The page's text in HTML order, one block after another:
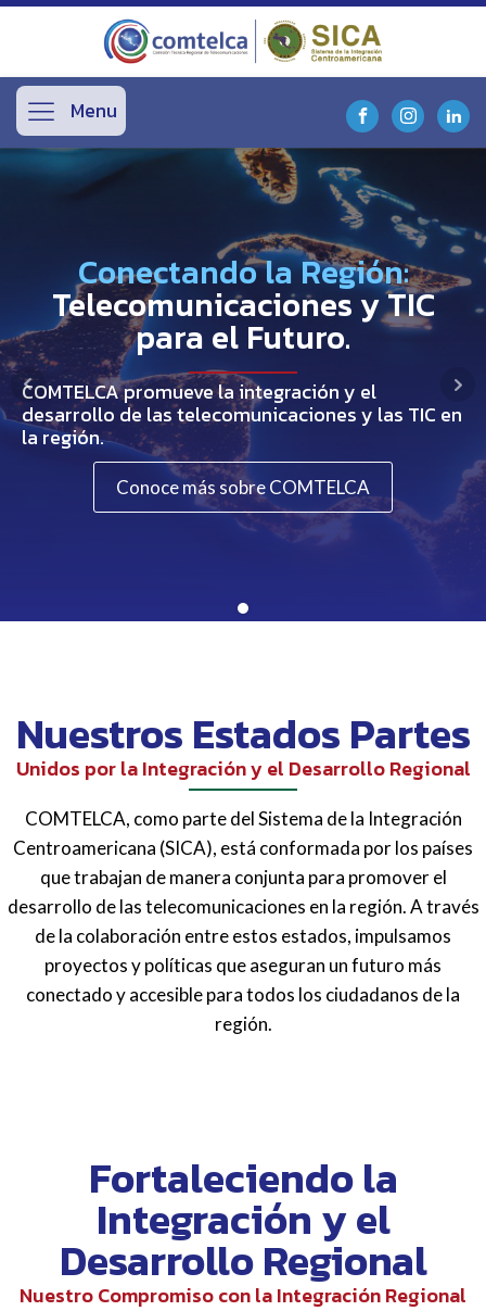
Menu
Conectando la Región:
Telecomunicaciones y TIC
para el Futuro.
COMTELCA promueve la integración y el
desarrollo de las telecomunicaciones y las TIC en
la región.
Conoce más sobre COMTELCA
Nuestros Estados Partes
Unidos por la Integración y el Desarrollo Regional
COMTELCA, como parte del Sistema de la Integración
Centroamericana (SICA), está conformada por los países
que trabajan de manera conjunta para promover el
desarrollo de las telecomunicaciones en la región. A través
de la colaboración entre estos estados, impulsamos
proyectos y políticas que aseguran un futuro más
conectado y accesible para todos los ciudadanos de la
región.
Fortaleciendo la
Integración y el
Desarrollo Regional
Nuestro Compromiso con la Integración Regional